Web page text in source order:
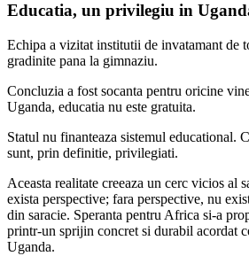
Educatia, un privilegiu in
Echipa a vizitat institutii de invatamant de
gradinite pana la gimnaziu.
Concluzia a fost socanta pentru oricine
Uganda, educatia nu este gratuita.
Statul nu finanteaza sistemul educational.
sunt, prin definitie, privilegiati.
Aceasta realitate creeaza un cerc vicios al
exista perspective; fara perspective, nu
din saracie. Speranta pentru Africa si-a
printr-un sprijin concret si durabil acordat
Uganda.